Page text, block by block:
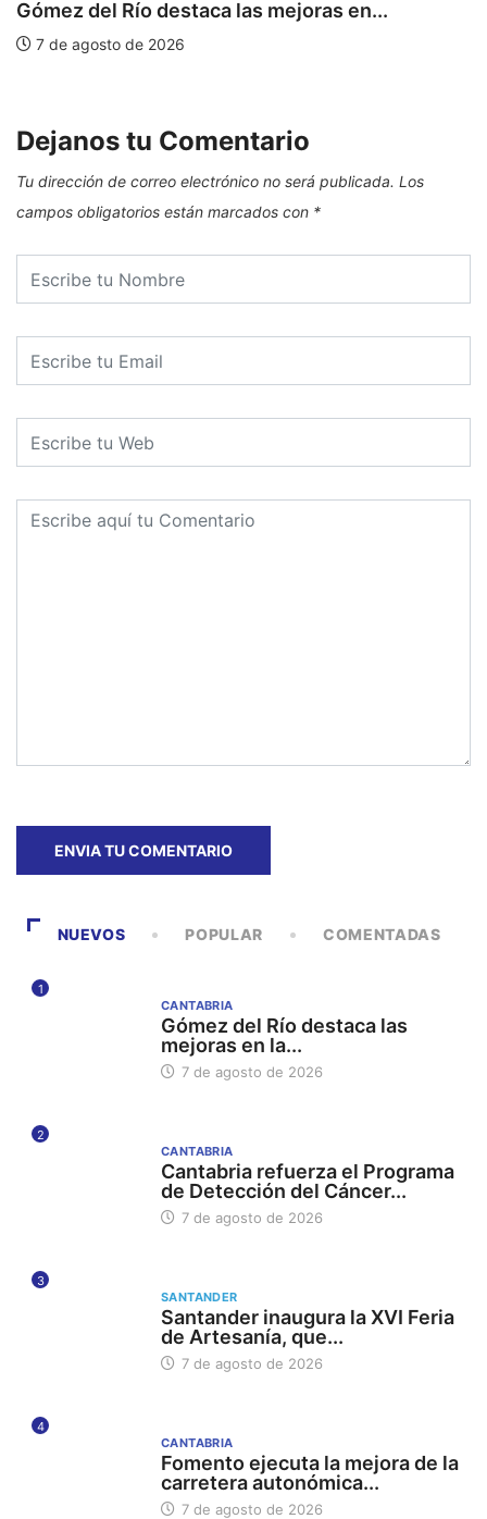
Gómez del Río destaca las mejoras en...
7 de agosto de 2026
Dejanos tu Comentario
Tu dirección de correo electrónico no será publicada. Los
campos obligatorios están marcados con *
NUEVOS POPULAR COMENTADAS
1
CANTABRIA
Gómez del Río destaca las
mejoras en la...
7 de agosto de 2026
2
CANTABRIA
Cantabria refuerza el Programa
de Detección del Cáncer...
7 de agosto de 2026
3
SANTANDER
Santander inaugura la XVI Feria
de Artesanía, que...
7 de agosto de 2026
4
CANTABRIA
Fomento ejecuta la mejora de la
carretera autonómica...
7 de agosto de 2026